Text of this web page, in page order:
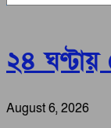
২৪ ঘণ্টায়
August 6, 2026